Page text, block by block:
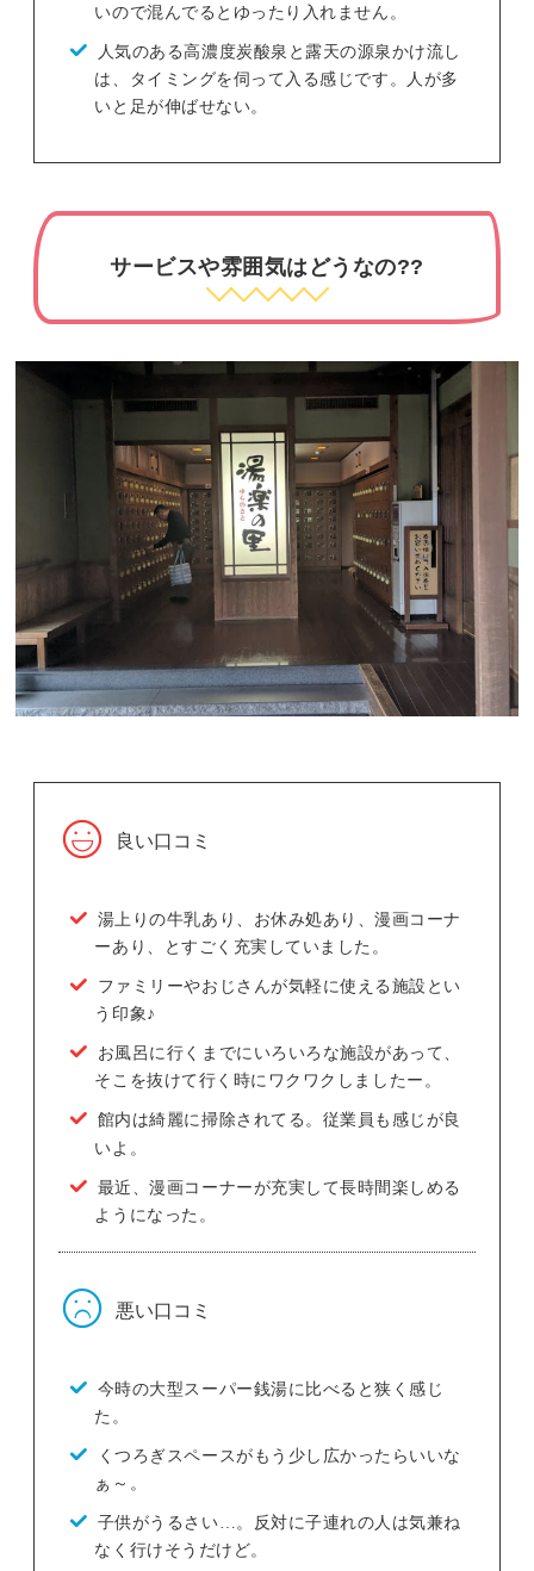
いので混んでるとゆったり入れません。
人気のある高濃度炭酸泉と露天の源泉かけ流し
は、タイミングを伺って入る感じです。人が多
いと足が伸ばせない。
サービスや雰囲気はどうなの??
良い口コミ
湯上りの牛乳あり、お休み処あり、漫画コーナ
ーあり、とすごく充実していました。
ファミリーやおじさんが気軽に使える施設とい
う印象♪
お風呂に行くまでにいろいろな施設があって、
そこを抜けて行く時にワクワクしましたー。
館内は綺麗に掃除されてる。従業員も感じが良
いよ。
最近、漫画コーナーが充実して長時間楽しめる
ようになった。
悪い口コミ
今時の大型スーパー銭湯に比べると狭く感じ
た。
くつろぎスペースがもう少し広かったらいいな
ぁ～。
子供がうるさい…。反対に子連れの人は気兼ね
なく行けそうだけど。